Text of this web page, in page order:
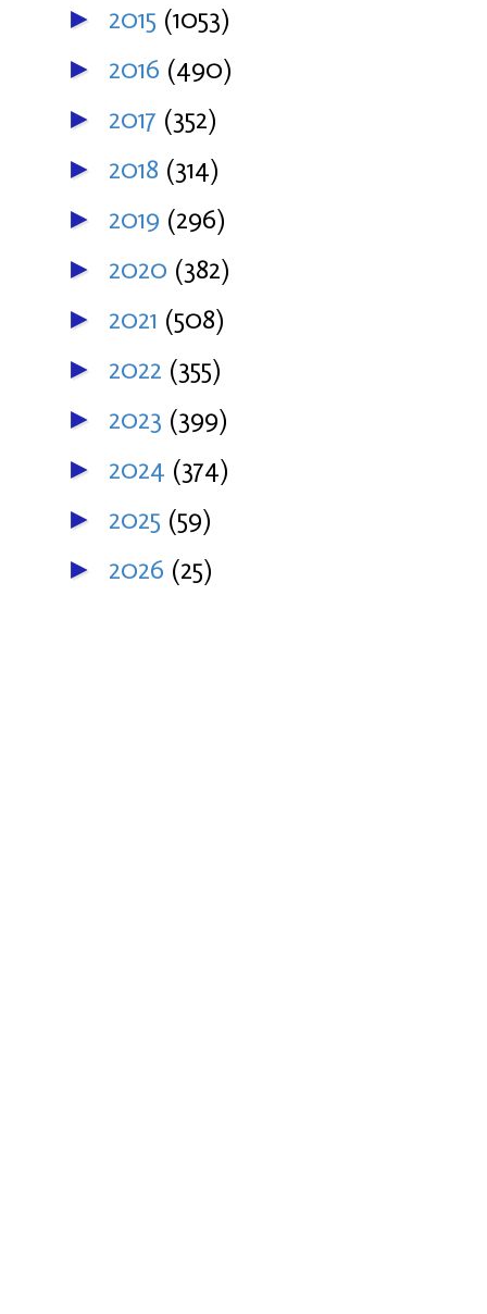
► 2015 (1053)
► 2016 (490)
► 2017 (352)
► 2018 (314)
► 2019 (296)
► 2020 (382)
► 2021 (508)
► 2022 (355)
► 2023 (399)
► 2024 (374)
► 2025 (59)
► 2026 (25)